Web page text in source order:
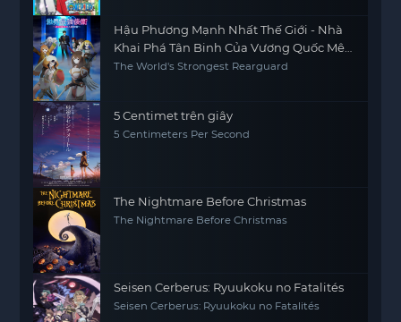
Hậu Phương Mạnh Nhất Thế Giới - Nhà
Khai Phá Tân Binh Của Vương Quốc Mê
Cung
The World's Strongest Rearguard
5 Centimet trên giây
5 Centimeters Per Second
The Nightmare Before Christmas
The Nightmare Before Christmas
Seisen Cerberus: Ryuukoku no Fatalités
Seisen Cerberus: Ryuukoku no Fatalités